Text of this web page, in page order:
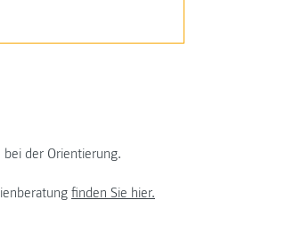
der Orientierung.
finden Sie hier.